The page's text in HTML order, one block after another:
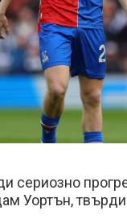
сериозно
Уортън,